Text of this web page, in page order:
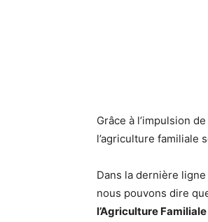
Grâce à l’impulsion
l’agriculture familiale
Dans la dernière
nous pouvons dire
l’Agriculture Familiale